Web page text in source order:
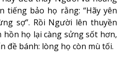
tiếng bảo họ rằng: “Hãy yên
sợ”. Rồi Người lên thuyền
hồn họ lại càng sửng sốt hơn,
đề bánh: lòng họ còn mù tối.